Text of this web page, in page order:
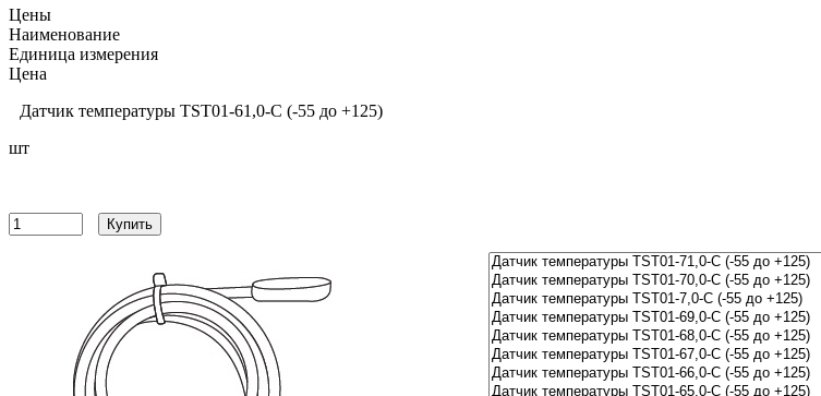
Цены
Наименование
Единица измерения
Цена
Датчик температуры TST01-61,0-С (-55 до +125)
шт
Купить